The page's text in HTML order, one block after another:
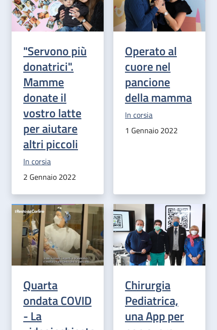
"Servono più
donatrici".
Mamme
donate il
vostro latte
per aiutare
altri piccoli
Categoria correlata:
In corsia
2 Gennaio 2022
Operato al
cuore nel
pancione
della mamma
Categoria correlata:
In corsia
1 Gennaio 2022
Quarta
ondata COVID
- La
Chirurgia
Pediatrica,
una App per